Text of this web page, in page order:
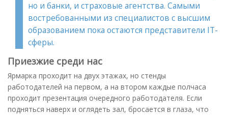
но и банки, и страховые агентства. Самыми
востребованными из специалистов с высшим
образованием пока остаются представители IT-
сферы.
Приезжие среди нас
Ярмарка проходит на двух этажах, но стенды
работодателей на первом, а на втором каждые полчаса
проходит презентация очередного работодателя. Если
подняться наверх и оглядеть зал, бросается в глаза, что